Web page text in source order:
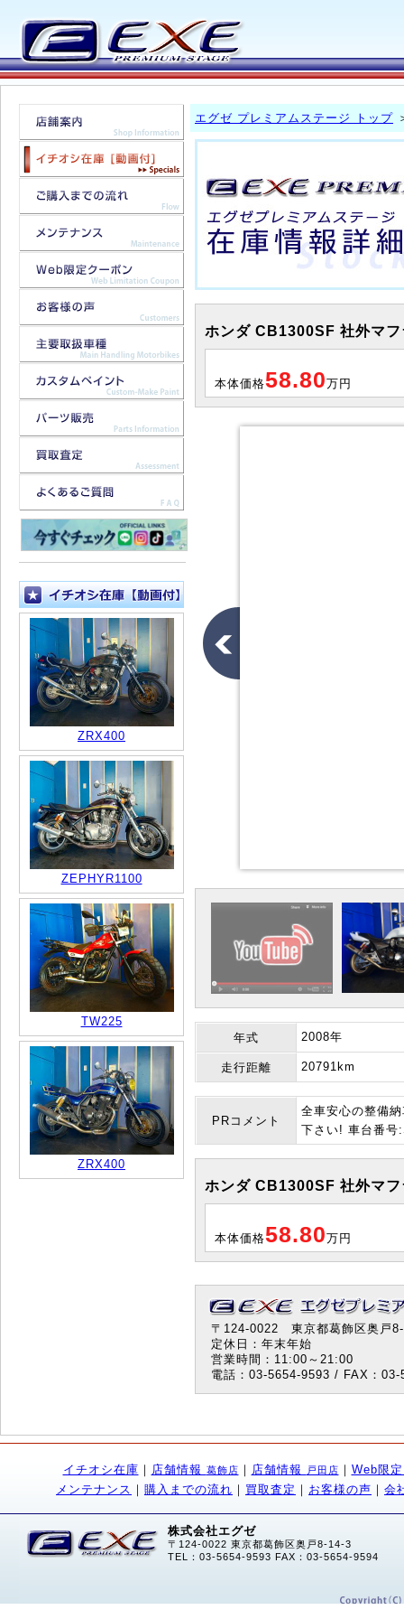
ZRX400
ZEPHYR1100
TW225
ZRX400
エグゼ プレミアムステージ トップ
ホンダ CB1300SF 社外マフ
本体価格58.80万円
年式 2008年
走行距離 20791km
PRコメント
全車安心の整備
下さい! 車台番号
ホンダ CB1300SF 社外マフ
本体価格58.80万円
〒124-0022 東京都葛飾区奥戸
定休日：年末年始
営業時間：11:00～21:00
電話：03-5654-9593 / FAX：03-
イチオシ在庫 ｜ 店舗情報 葛飾店 ｜ 店舗情報 戸田店 ｜ Web限
メンテナンス ｜ 購入までの流れ ｜ 買取査定 ｜ お客様の声 ｜ 会
株式会社エグゼ
〒124-0022 東京都葛飾区奥戸8-14-3
TEL：03-5654-9593 FAX：03-5654-9594